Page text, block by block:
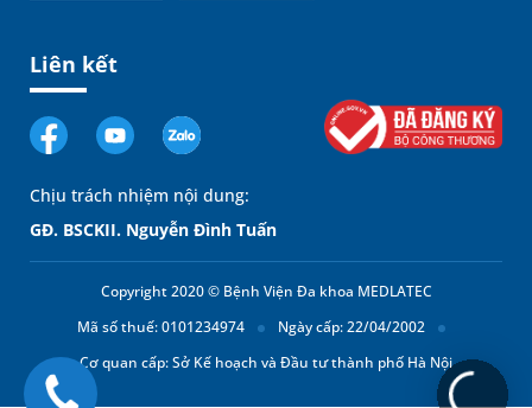
Liên kết
Chịu trách nhiệm nội dung:
GĐ. BSCKII. Nguyễn Đình Tuấn
Copyright 2020 © Bệnh Viện Đa khoa MEDLATEC
Mã số thuế: 0101234974
Ngày cấp: 22/04/2002
Cơ quan cấp: Sở Kế hoạch và Đầu tư thành phố Hà Nội